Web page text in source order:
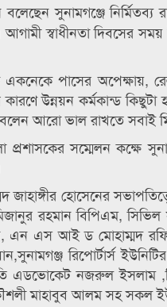
বলেছেন সুনামগঞ্জে
স্বাধীনতা দিবসের
পাসের অপেক্ষায়,
উন্নয়ন কর্মকান্ড
আরো ভাল রাখতে সবাই
প্রশাসকের সম্মেলন কক্ষে
জাহাঙ্গীর হোসেনের
রহমান বিপিএম,
এন এস আই ড মোহাম্মদ
রিপোর্টার্স
নজরুল ইসলাম
মাহাবুব আলম সহ সকল